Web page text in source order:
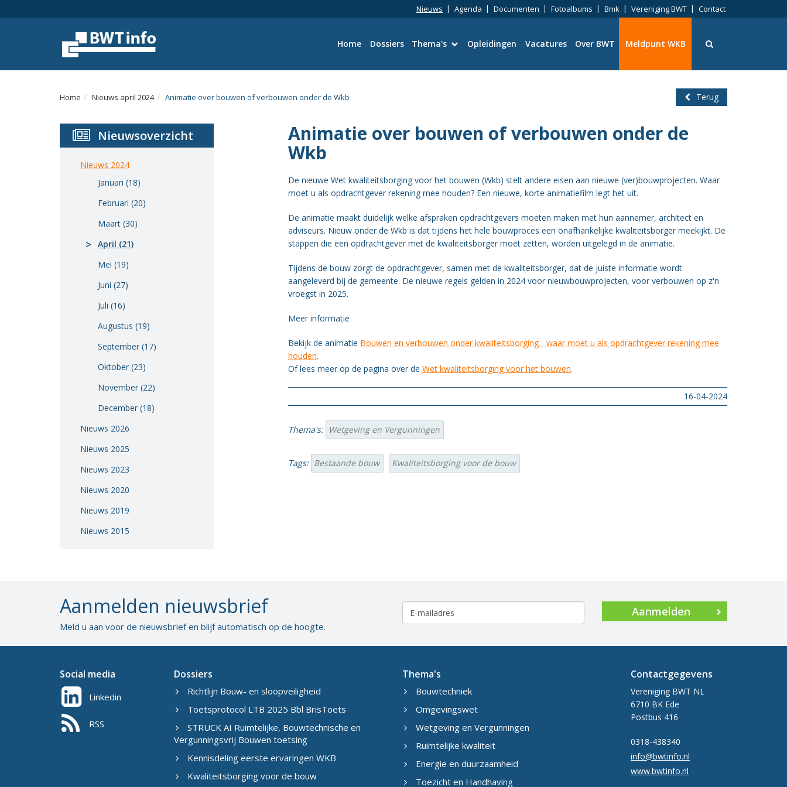
Nieuws Agenda Documenten Fotoalbums Bmk Vereniging BWT Contact
Home Dossiers Thema's
Ruimtelijke kwaliteit
Toezicht en Handhaving
Organisatie BWT
Opleidingen Vacatures Over BWT Meldpunt WKB
Menu
Home Nieuws april 2024 Animatie over bouwen of verbouwen onder de Wkb Terug
Nieuwsoverzicht
Nieuws 2024
Januari (18)
Februari (20)
Maart (30)
April (21)
Mei (19)
Juni (27)
Juli (16)
Augustus (19)
September (17)
Oktober (23)
November (22)
December (18)
Nieuws 2026
Nieuws 2025
Nieuws 2023
Nieuws 2020
Nieuws 2019
Nieuws 2015
Animatie over bouwen of verbouwen onder de
Wkb
De nieuwe Wet kwaliteitsborging voor het bouwen (Wkb) stelt andere eisen aan nieuwe (ver)bouwprojecten. Waar
moet u als opdrachtgever rekening mee houden? Een nieuwe, korte animatiefilm legt het uit.
De animatie maakt duidelijk welke afspraken opdrachtgevers moeten maken met hun aannemer, architect en
adviseurs. Nieuw onder de Wkb is dat tijdens het hele bouwproces een onafhankelijke kwaliteitsborger meekijkt. De
stappen die een opdrachtgever met de kwaliteitsborger moet zetten, worden uitgelegd in de animatie.
Tijdens de bouw zorgt de opdrachtgever, samen met de kwaliteitsborger, dat de juiste informatie wordt
aangeleverd bij de gemeente. De nieuwe regels gelden in 2024 voor nieuwbouwprojecten, voor verbouwen op z'n
vroegst in 2025.
Meer informatie
Bekijk de animatie Bouwen en verbouwen onder kwaliteitsborging - waar moet u als opdrachtgever rekening mee
houden.
Of lees meer op de pagina over de Wet kwaliteitsborging voor het bouwen.
16-04-2024
Thema's: Wetgeving en Vergunningen
Tags: Bestaande bouw Kwaliteitsborging voor de bouw
Aanmelden nieuwsbrief
Meld u aan voor de nieuwsbrief en blijf automatisch op de hoogte.
Aanmelden
Social media
Linkedin
RSS
Dossiers
Richtlijn Bouw- en sloopveiligheid
Toetsprotocol LTB 2025 Bbl BrisToets
STRUCK AI Ruimtelijke, Bouwtechnische en
Vergunningsvrij Bouwen toetsing
Kennisdeling eerste ervaringen WKB
Kwaliteitsborging voor de bouw
Thema's
Bouwtechniek
Omgevingswet
Wetgeving en Vergunningen
Ruimtelijke kwaliteit
Energie en duurzaamheid
Toezicht en Handhaving
Contactgegevens
Vereniging BWT NL
6710 BK Ede
Postbus 416
0318-438340
info@bwtinfo.nl
www.bwtinfo.nl